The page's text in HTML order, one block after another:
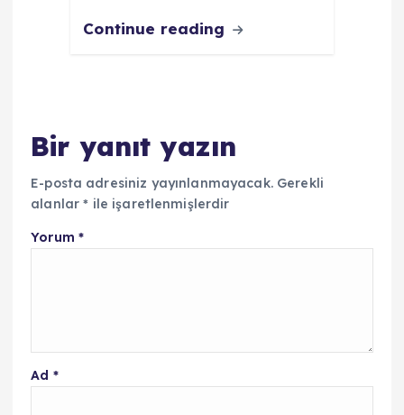
Continue reading
Bir yanıt yazın
E-posta adresiniz yayınlanmayacak. Gerekli
alanlar* ile işaretlenmişlerdir
Yorum *
Ad *